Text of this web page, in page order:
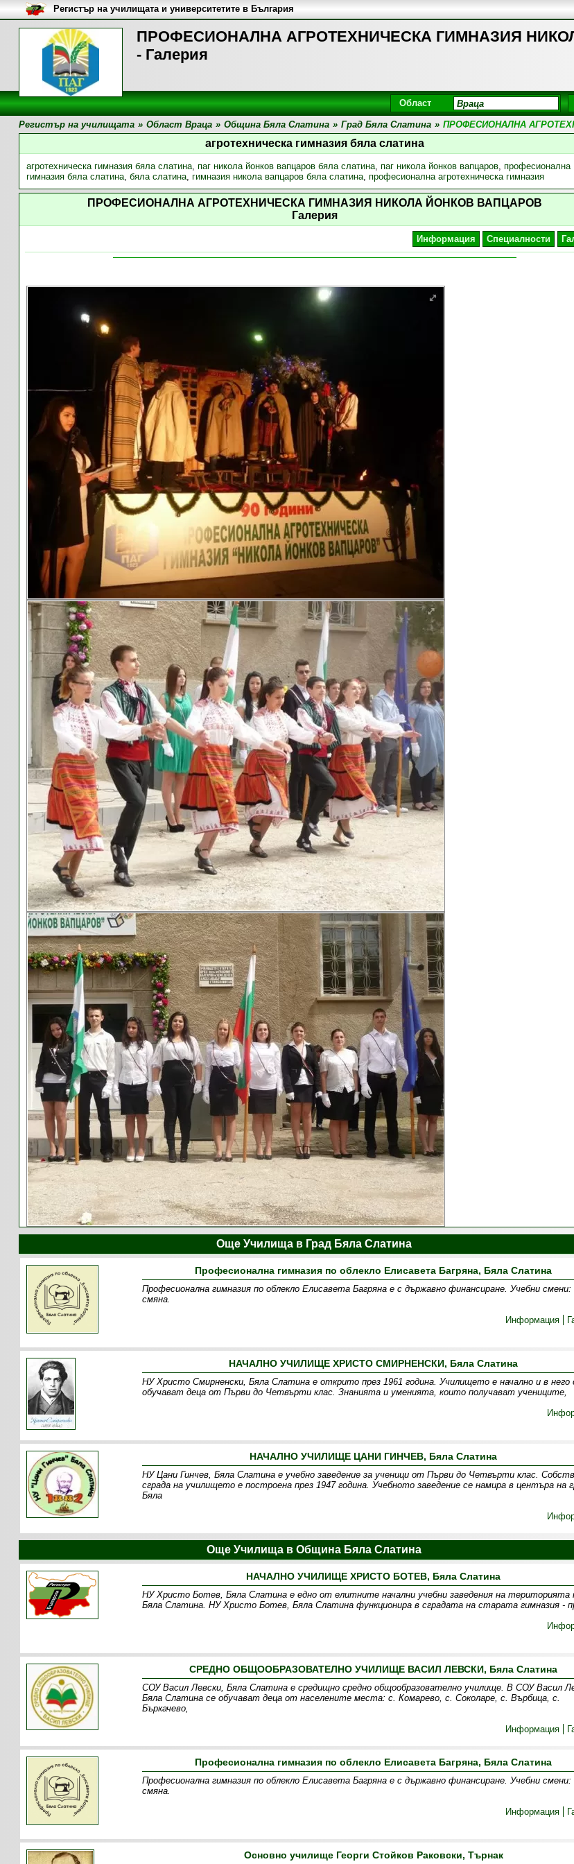
ПРОФЕСИОНАЛНА АГРОТЕХНИЧЕСКА ГИМНАЗИЯ
- Галерия
Регистър на училищата и университетите в България
Област
Регистър на училищата » Област Враца » Община Бяла Слатина » Град Бяла Слатина » ПРОФЕСИОНАЛНА
агротехническа гимназия бяла слатина
агротехническа гимназия бяла слатина, паг никола йонков вапцаров бяла слатина, паг никола йонков вапцаров, професионална
гимназия бяла слатина, бяла слатина, гимназия никола вапцаров бяла слатина, професионална агротехническа гимназия
ПРОФЕСИОНАЛНА АГРОТЕХНИЧЕСКА ГИМНАЗИЯ НИКОЛА ЙОНКОВ ВАПЦАРОВ
Галерия
Информация Специалности
Още Училища в Град Бяла Слатина
Професионална гимназия по облекло Елисавета Багряна, Бяла Слатина
Професионална гимназия по облекло Елисавета Багряна е с държавно финансиране. Учебни смени:
смяна.
Информация
НАЧАЛНО УЧИЛИЩЕ ХРИСТО СМИРНЕНСКИ, Бяла Слатина
НУ Христо Смирненски, Бяла Слатина е открито през 1961 година. Училището е начално и в него
обучават деца от Първи до Четвърти клас. Знанията и уменията, които получават учениците,
НАЧАЛНО УЧИЛИЩЕ ЦАНИ ГИНЧЕВ, Бяла Слатина
НУ Цани Гинчев, Бяла Слатина е учебно заведение за ученици от Първи до Четвърти клас.
сграда на училището е построена през 1947 година. Учебното заведение се намира в центъра на
Бяла
Още Училища в Община Бяла Слатина
НАЧАЛНО УЧИЛИЩЕ ХРИСТО БОТЕВ, Бяла Слатина
НУ Христо Ботев, Бяла Слатина е едно от елитните начални учебни заведения на територията
Бяла Слатина. НУ Христо Ботев, Бяла Слатина функционира в сградата на старата гимназия -
СРЕДНО ОБЩООБРАЗОВАТЕЛНО УЧИЛИЩЕ ВАСИЛ ЛЕВСКИ, Бяла Слатина
СОУ Васил Левски, Бяла Слатина е средищно средно общообразователно училище. В СОУ Васил
Бяла Слатина се обучават деца от населените места: с. Комарево, с. Соколаре, с. Върбица, с.
Бъркачево,
Информация
Професионална гимназия по облекло Елисавета Багряна, Бяла Слатина
Професионална гимназия по облекло Елисавета Багряна е с държавно финансиране. Учебни смени:
смяна.
Информация
Основно училище Георги Стойков Раковски, Търнак